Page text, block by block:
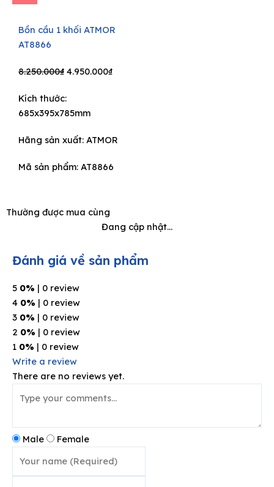
Bồn cầu 1 khối ATMOR
AT8866
8.250.000₫ Original
was:
8.250.000₫.
4.950.000₫Current
Kích thước:
685x395x785mm
Hãng sản xuất: ATMOR
Mã sản phẩm: AT8866
Thường được mua cùng
Đang cập nhật...
Đánh giá về sản phẩm
5 0% | 0 review
4 0% | 0 review
3 0% | 0 review
2 0% | 0 review
1 0% | 0 review
Write a review
There are no reviews yet.
Male Female